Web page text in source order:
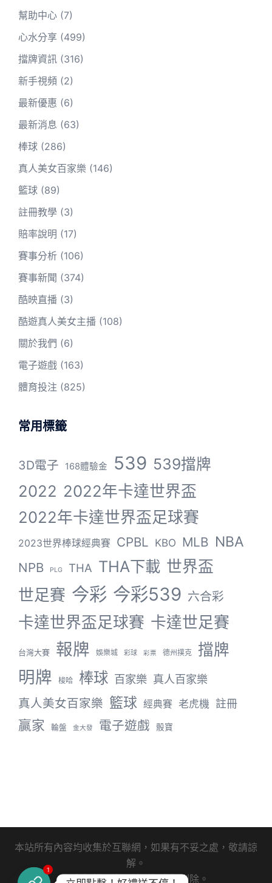
幫助中心 (7)
心水分享 (499)
擋牌資訊 (316)
新手視頻 (2)
最新優惠 (6)
最新消息 (63)
棒球 (286)
真人美女百家樂 (146)
籃球 (89)
註冊教學 (3)
賠率說明 (17)
賽事分析 (106)
賽事新聞 (374)
酷映直播 (3)
酷遊真人美女主播 (108)
關於我們 (6)
電子遊戲 (163)
體育投注 (825)
常用標籤
3D電子 168體驗金 539 539擋牌
2022 2022年卡達世界盃
2022年卡達世界盃足球賽
2023世界棒球經典賽 CPBL KBO MLB NBA
NPB PLG THA THA下載 世界盃
世足賽 今彩 今彩539 六合彩
卡達世界盃足球賽 卡達世足賽
台灣大賽 報牌 娛樂城 彩球 彩票 德州撲克 擋牌
明牌 梭哈 棒球 百家樂 真人百家樂
真人美女百家樂 籃球 經典賽 老虎機 註冊
贏家 輪盤 金大發 電子遊戲 骰寶
本站所有內容均收集於互聯網，如果有不妥之處，敬請諒
解。
如有侵權內容，請聯繫我們刪除。
1